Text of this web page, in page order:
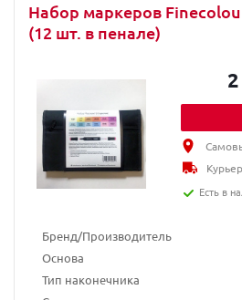
Набор маркеров
(12 шт. в пенале)
Бренд/Производитель
Основа
Тип наконечника
Есть в